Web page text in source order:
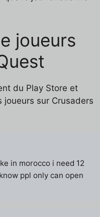
joueurs
du Play Store et
sur Crusaders
in morocco i need 12
ppl only can open